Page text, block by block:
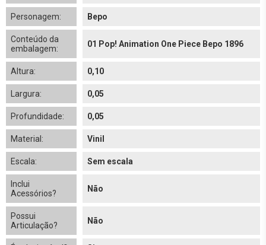
Personagem: Bepo
Conteúdo da
embalagem:
01 Pop! Animation One Piece Bepo 1896
Altura: 0,10
Largura: 0,05
Profundidade: 0,05
Material: Vinil
Escala: Sem escala
Inclui
Acessórios?
Não
Possui
Articulação?
Não